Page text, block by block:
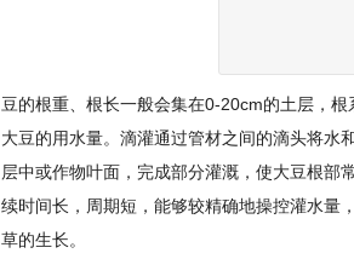
豆的根重、根长一般会集在0-20cm的土层，
大豆的用水量。滴灌通过管材之间的滴头将水
层中或作物叶面，完成部分灌溉，使大豆根部
续时间长，周期短，能够较精确地操控灌水量
草的生长。